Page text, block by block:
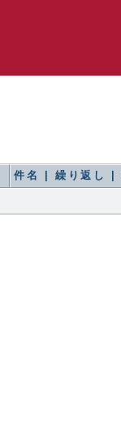
件名 | 繰り返し |